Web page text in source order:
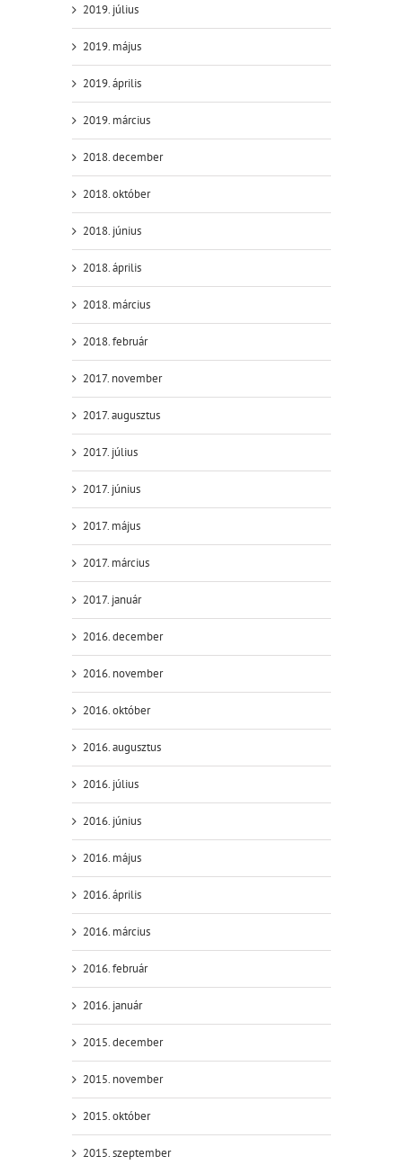
2019. július
2019. május
2019. április
2019. március
2018. december
2018. október
2018. június
2018. április
2018. március
2018. február
2017. november
2017. augusztus
2017. július
2017. június
2017. május
2017. március
2017. január
2016. december
2016. november
2016. október
2016. augusztus
2016. július
2016. június
2016. május
2016. április
2016. március
2016. február
2016. január
2015. december
2015. november
2015. október
2015. szeptember